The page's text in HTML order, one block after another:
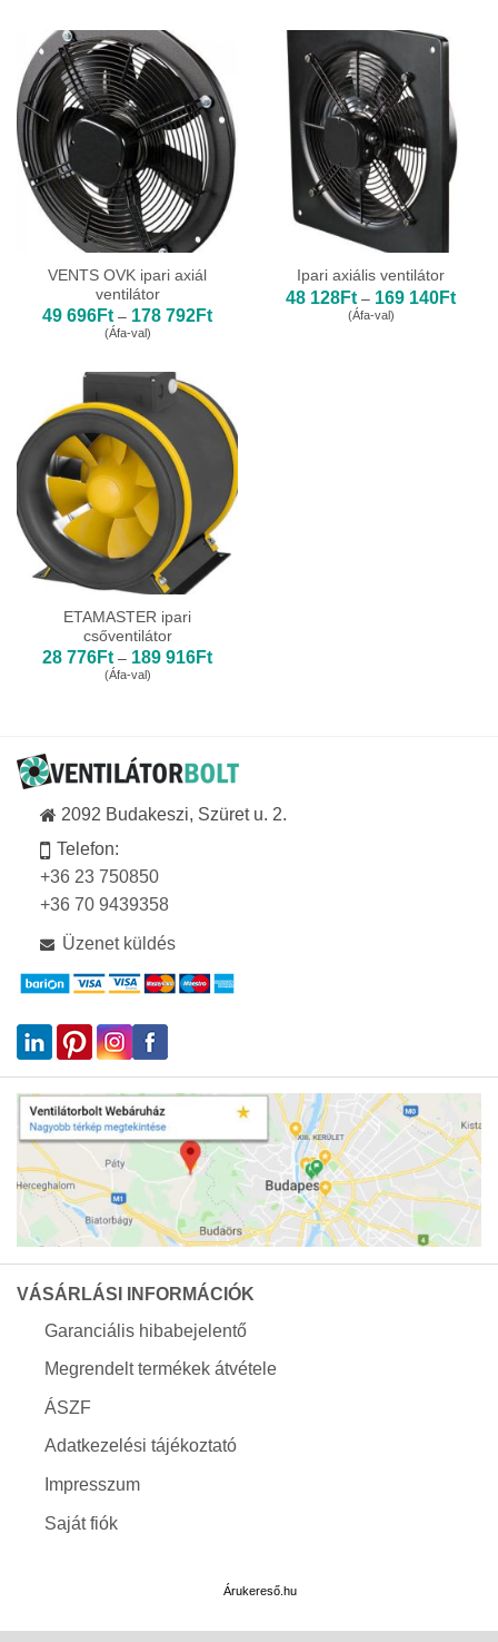
VENTS OVK ipari axiál
ventilátor
49 696Ft – 178 792FtÁrtartomány:
(Áfa-val)
Ipari axiális ventilátor
48 128Ft – 169 140Ft
(Áfa-val)
ETAMASTER ipari
csőventilátor
28 776Ft – 189 916FtÁrtartomány:
(Áfa-val)
2092 Budakeszi, Szüret u. 2.
Telefon:
+36 23 750850
+36 70 9439358
Üzenet küldés
VÁSÁRLÁSI INFORMÁCIÓK
Garanciális hibabejelentő
Megrendelt termékek átvétele
ÁSZF
Adatkezelési tájékoztató
Impresszum
Saját fiók
Árukereső.hu